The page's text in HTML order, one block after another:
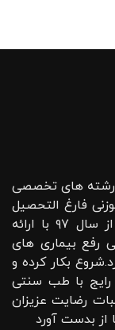
رشته های تخصصی
فارغ التحصیل
از مالزی با پروانه طبابت در استان البرز از سال ۹۷ با ارائه
رفع بیماری های
بکار کرده و
رایج با طب سنتی
رضایت عزیزان
از بدست آورد